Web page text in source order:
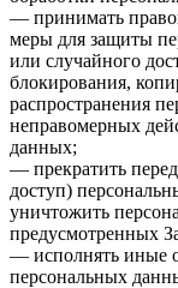
— принимать
меры для защиты
или случайного
блокирования,
распространения
неправомерных
данных;
— прекратить
доступ)
уничтожить
предусмотренных
— исполнять иные
персональных